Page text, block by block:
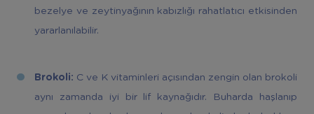
bezelye ve zeytinyağının kabızlığı rahatlatıcı etkisinden
yararlanılabilir.
Brokoli: C ve K vitaminleri açısından zengin olan brokoli
aynı zamanda iyi bir lif kaynağıdır. Buharda haşlanıp